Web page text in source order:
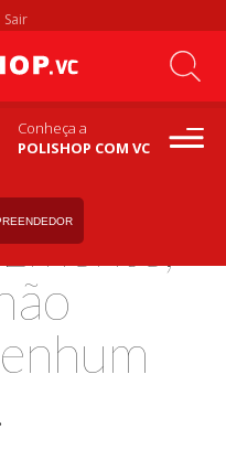
Sair
Conheça a
POLISHOP COM VC